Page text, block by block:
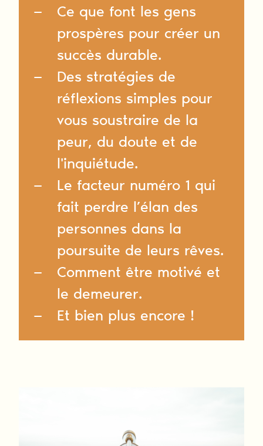
Ce que font les gens
prospères pour créer un
succès durable.
Des stratégies de
réflexions simples pour
vous soustraire de la
peur, du doute et de
l'inquiétude.
Le facteur numéro 1 qui
fait perdre l’élan des
personnes dans la
poursuite de leurs rêves.
Comment être motivé et
le demeurer.
Et bien plus encore !